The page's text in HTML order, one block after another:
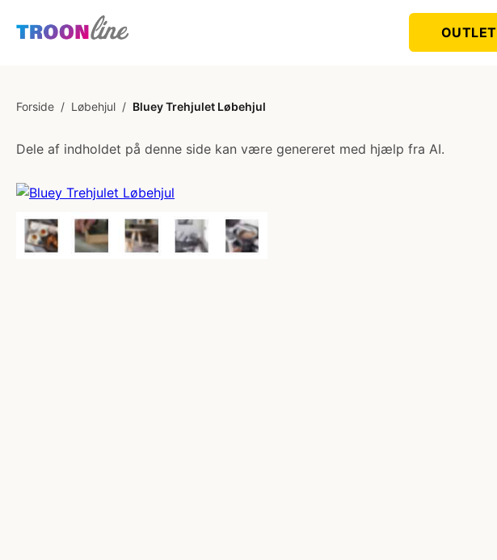
OUTLET
Forside / Løbehjul / Bluey Trehjulet Løbehjul
Dele af indholdet på denne side kan være genereret med hjælp fra AI.